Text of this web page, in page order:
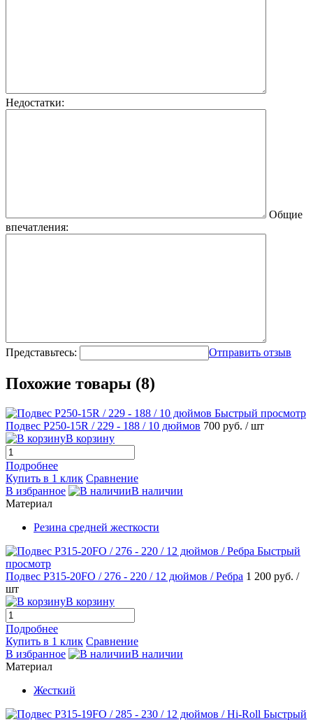
Недостатки:
Общие
впечатления:
Представьтесь: Отправить отзыв
Похожие товары (8)
Быстрый просмотр
Подвес Р250-15R / 229 - 188 / 10 дюймов 700 руб. / шт
В корзину
Подробнее
Купить в 1 клик Сравнение
В избранное
В наличии
Материал
Резина средней жесткости
Быстрый
просмотр
Подвес Р315-20FO / 276 - 220 / 12 дюймов / Ребра 1 200 руб. /
шт
В корзину
Подробнее
Купить в 1 клик Сравнение
В избранное
В наличии
Материал
Жесткий
Быстрый